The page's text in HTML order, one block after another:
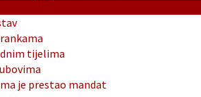
tijelima
je prestao mandat